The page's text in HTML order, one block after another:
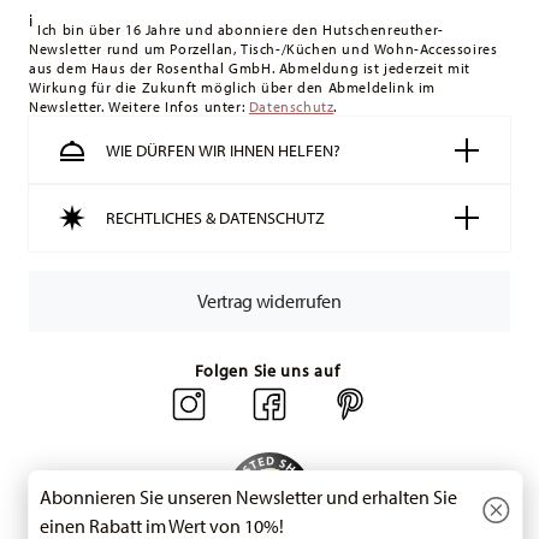
Lieferung erfolgt versandkostenfrei.
Schweiz:Lieferungen in die Schweiz sind ab 49,90 CHF
versandkostenfrei. Unter einem Bestellwert von 49,90 CHF
liegen die Versandkosten bei 36,90 CHF.
Tracking:
Sie erhalten per E-Mail einen Trackingcode, sobald
Ihr Paket auf die Reise geht.
vorrätige Artikel. Sie können die Lieferzeiten in andere
Retourenservice.
i Ich bin über 16 Jahre und abonniere den Hutschenreuther-
Newsletter rund um Porzellan, Tisch-/Küchen und Wohn-Accessoires
aus dem Haus der Rosenthal GmbH. Abmeldung ist jederzeit mit
Wirkung für die Zukunft möglich über den Abmeldelink im
Newsletter. Weitere Infos unter: Datenschutz.
WIE DÜRFEN WIR IHNEN HELFEN?
RECHTLICHES & DATENSCHUTZ
Vertrag widerrufen
Folgen Sie uns auf
Abonnieren Sie unseren Newsletter und erhalten Sie
einen Rabatt im Wert von 10%!